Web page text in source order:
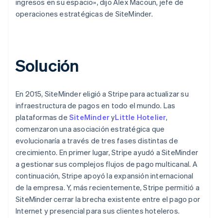
operaciones estratégicas de SiteMinder.
Solución
En 2015, SiteMinder eligió a Stripe para actualizar su
infraestructura de pagos en todo el mundo. Las
plataformas de SiteMinderyLittle Hotelier,
comenzaron una asociación estratégica que
evolucionaría a través de tres fases distintas de
crecimiento. En primer lugar, Stripe ayudó a SiteMinder
a gestionar sus complejos flujos de pago multicanal. A
continuación, Stripe apoyó la expansión internacional
de la empresa. Y, más recientemente, Stripe permitió a
SiteMinder cerrar la brecha existente entre el pago por
Internet y presencial para sus clientes hoteleros.